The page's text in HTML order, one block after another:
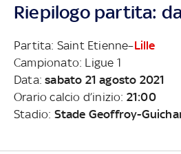
Riepilogo partita:
Partita: Saint Etienne–Lille
Campionato: Ligue 1
Data:sabato 21 agosto 2021
Orario calcio d’inizio: 21:00
Stadio: Stade Geoffroy-